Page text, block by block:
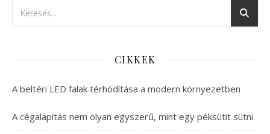
CIKKEK
A beltéri LED falak térhódítása a modern környezetben
A cégalapítás nem olyan egyszerű, mint egy péksütit sütni